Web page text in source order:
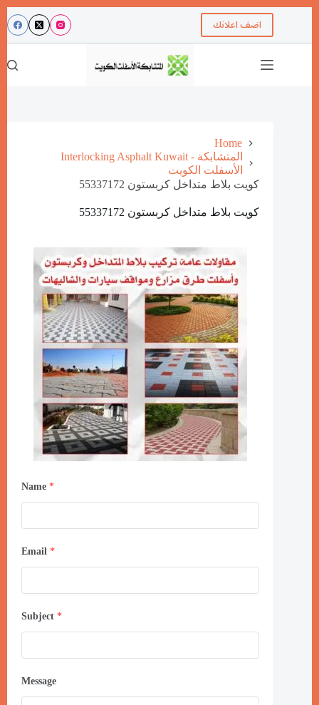
اضف اعلانك
Home
Interlocking Asphalt Kuwait - المتشابكة
الأسفلت الكويت
كويت بلاط متداخل كربستون 55337172
كويت بلاط متداخل كربستون 55337172
Name *
Email *
Subject *
Message